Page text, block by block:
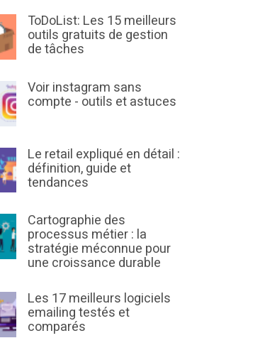
ToDoList: Les 15 meilleurs
outils gratuits de gestion
de tâches
Voir instagram sans
compte - outils et astuces
Le retail expliqué en détail :
définition, guide et
tendances
Cartographie des
processus métier : la
stratégie méconnue pour
une croissance durable
Les 17 meilleurs logiciels
emailing testés et
comparés